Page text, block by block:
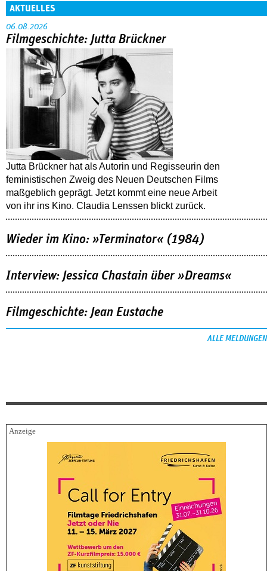
AKTUELLES
06.08.2026
Filmgeschichte: Jutta Brückner
Jutta Brückner hat als Autorin und Regisseurin den
feministischen Zweig des Neuen Deutschen Films
maßgeblich geprägt. Jetzt kommt eine neue Arbeit
von ihr ins Kino. Claudia Lenssen blickt zurück.
Wieder im Kino: »Terminator« (1984)
Interview: Jessica Chastain über »Dreams«
Filmgeschichte: Jean Eustache
ALLE MELDUNGEN